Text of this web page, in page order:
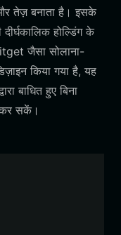
तेज़ बनाता है। इसके
होल्डिंग के
जैसा सोलाना-
किया गया है, यह
बाधित हुए बिना
कर सकें।